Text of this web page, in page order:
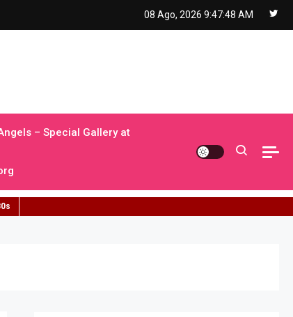
08 Ago, 2026 9:47:49 AM
– Special Gallery at